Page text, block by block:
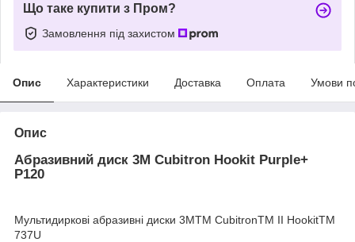
Що таке купити з Пром?
Замовлення під захистом
Опис Характеристики Доставка Оплата Умови
Опис
Абразивний диск 3M Cubitron Hookit Purple+
P120
Мультидиркові абразивні диски 3МTM CubitronTM II HookitTM
737U